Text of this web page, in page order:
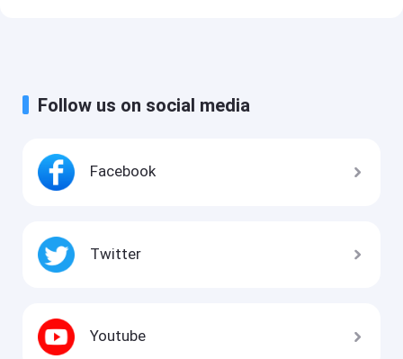
Follow us on social media
Facebook
Twitter
Youtube